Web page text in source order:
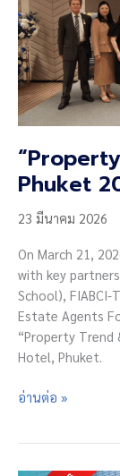
Phuket
23 มีนาคม 2026
On March 21,
with key
School), FIABCI-
Estate Agents
“Property Trend
Hotel, Phuket.
“Property
อ่านต่อ »